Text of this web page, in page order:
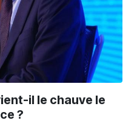
il le chauve le
?